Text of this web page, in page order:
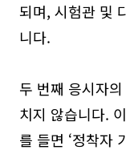
되며, 시험관 및
니다.
두 번째 응시자
치지 않습니다.
를 들면 ‘정착자